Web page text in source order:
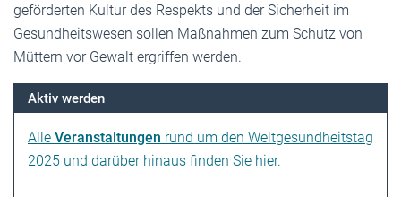
geförderten Kultur des Respekts und der Sicherheit im
Gesundheitswesen sollen Maßnahmen zum Schutz von
Müttern vor Gewalt ergriffen werden.
Aktiv werden
Alle Veranstaltungen rund um den Weltgesundheitstag
2025 und darüber hinaus finden Sie hier.